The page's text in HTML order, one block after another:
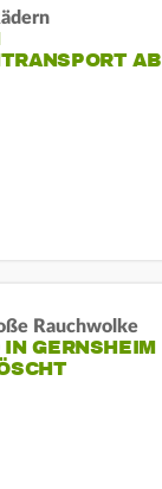
AB
Rauchwolke
GERNSHEIM E